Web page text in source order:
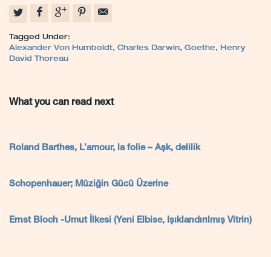
Tagged Under:
Alexander Von Humboldt, Charles Darwin, Goethe, Henry
David Thoreau
What you can read next
Roland Barthes, L’amour, la folie – Aşk, delilik
Schopenhauer; Müziğin Gücü Üzerine
Ernst Bloch -Umut İlkesi (Yeni Elbise, Işıklandırılmış Vitrin)